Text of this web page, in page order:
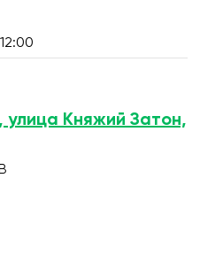
улица Княжий Затон,